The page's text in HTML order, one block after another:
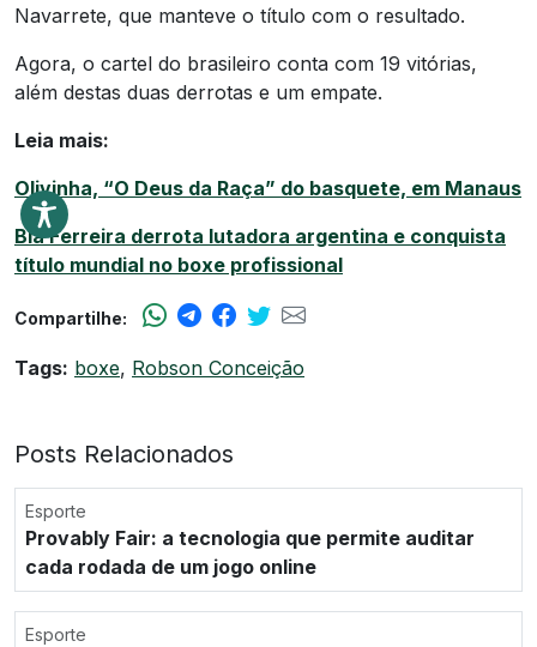
Navarrete, que manteve o título com o resultado.
Agora, o cartel do brasileiro conta com 19 vitórias,
além destas duas derrotas e um empate.
Leia mais:
Olivinha, “O Deus da Raça” do basquete, em Manaus
Bia Ferreira derrota lutadora argentina e conquista
título mundial no boxe profissional
Compartilhe:
Tags: boxe, Robson Conceição
Posts Relacionados
Esporte
Provably Fair: a tecnologia que permite auditar
cada rodada de um jogo online
Esporte